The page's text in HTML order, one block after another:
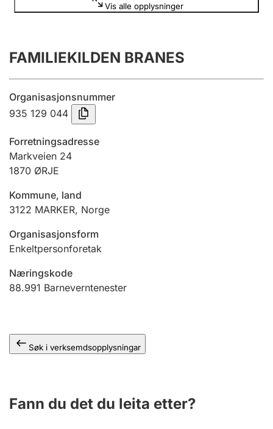
Innsending og forseinkingsgebyr
Tinglysing
Jeger
Ektepaktrettleiaren
Andre tema
Vis alle opplysninger
FAMILIEKILDEN BRANES
Organisasjonsnummer
935 129 044
Forretningsadresse
Markveien 24
1870 ØRJE
Kommune, land
3122 MARKER, Norge
Organisasjonsform
Enkeltpersonforetak
Næringskode
88.991 Barneverntenester
Søk i verksemdsopplysningar
Fann du det du leita etter?